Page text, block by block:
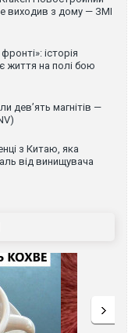
виходив з дому — ЗМІ
історія
життя на полі бою
дев’ять магнітів —
з Китаю, яка
від винищувача